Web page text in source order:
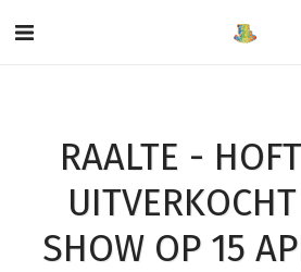
RAALTE -
SHOW OP 15